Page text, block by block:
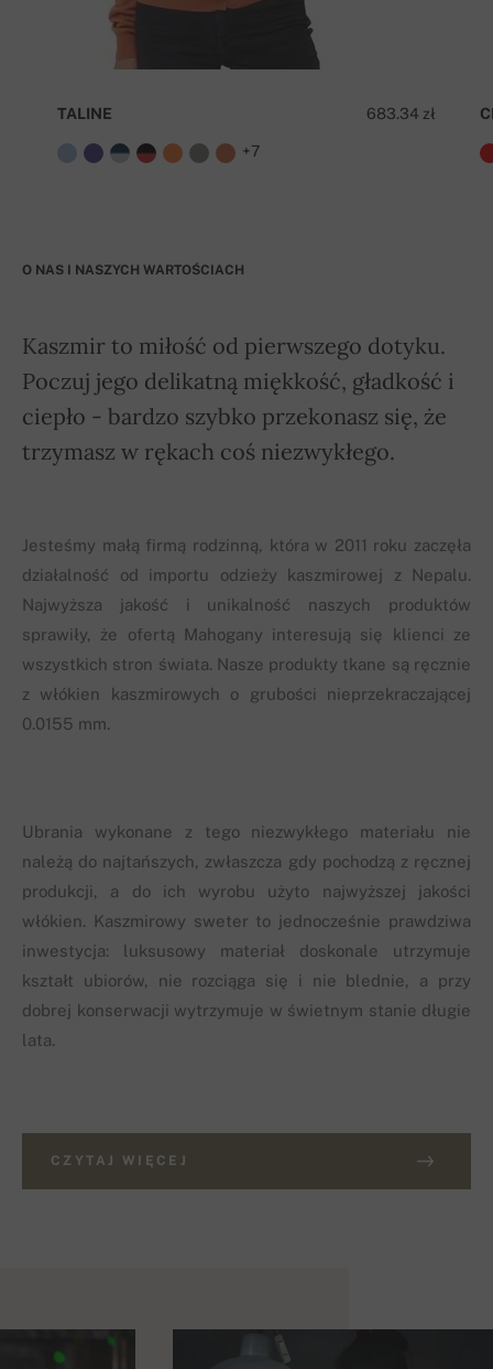
683.34 zł
TALINE
+7
O NAS I NASZYCH WARTOŚCIACH
Kaszmir to miłość od pierwszego dotyku.
Poczuj jego delikatną miękkość, gładkość i
ciepło - bardzo szybko przekonasz się, że
trzymasz w rękach coś niezwykłego.
Jesteśmy małą firmą rodzinną, która w 2011 roku zaczęła
działalność od importu odzieży kaszmirowej z Nepalu.
Najwyższa jakość i unikalność naszych produktów
sprawiły, że ofertą Mahogany interesują się klienci ze
wszystkich stron świata. Nasze produkty tkane są ręcznie
z włókien kaszmirowych o grubości nieprzekraczającej
0.0155 mm.
Ubrania wykonane z tego niezwykłego materiału nie
należą do najtańszych, zwłaszcza gdy pochodzą z ręcznej
produkcji, a do ich wyrobu użyto najwyższej jakości
włókien. Kaszmirowy sweter to jednocześnie prawdziwa
inwestycja: luksusowy materiał doskonale utrzymuje
kształt ubiorów, nie rozciąga się i nie blednie, a przy
dobrej konserwacji wytrzymuje w świetnym stanie długie
lata.
CZYTAJ WIĘCEJ